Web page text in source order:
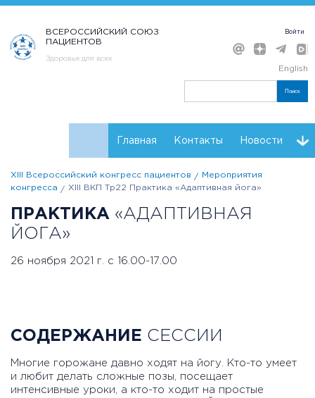
ВСЕРОССИЙСКИЙ СОЮЗ
ПАЦИЕНТОВ
Здоровье для всех
Войти
English
Поиск
Главная Контакты Новости
Расписание Регистрация Мнения Резолюции
Партнеры Конгресса
XIII Всероссийский конгресс пациентов
Мероприятия
конгресса
XIII ВКП Тр22 Практика «Адаптивная йога»
ПРАКТИКА «АДАПТИВНАЯ
ЙОГА»
26 ноября 2021 г. с 16.00-17.00
СОДЕРЖАНИЕ СЕССИИ
Многие горожане давно ходят на йогу. Кто-то умеет
и любит делать сложные позы, посещает
интенсивные уроки, а кто-то ходит на простые